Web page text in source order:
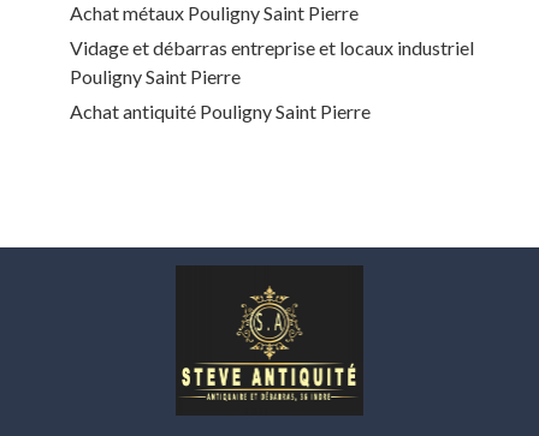
Achat métaux Pouligny Saint Pierre
Vidage et débarras entreprise et locaux industriel
Pouligny Saint Pierre
Achat antiquité Pouligny Saint Pierre